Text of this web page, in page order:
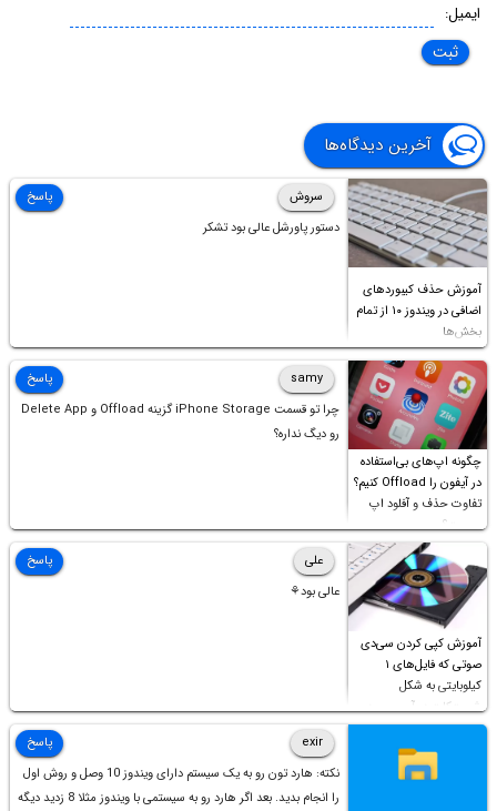
ایمیل:
آخرین دیدگاه‌ها
آموزش حذف کیبوردهای
اضافی در ویندوز ۱۰ از تمام
بخش‌ها
سروش
دستور پاورشل عالی بود تشکر
پاسخ
چگونه اپ‌های بی‌استفاده
در آیفون را Offload کنیم؟
تفاوت حذف و آفلود اپ
چیست؟
samy
چرا تو قسمت iPhone Storage گزینه Offload و Delete App
رو دیگ نداره؟
پاسخ
آموزش کپی کردن سی‌دی
صوتی که فایل‌های ۱
کیلوبایتی به شکل
شورت‌کات در آن موجود
است!
علی
عالی بود⚘
پاسخ
exir
نکته: هارد تون رو به یک سیستم دارای ویندوز 10 وصل و روش اول
را انجام بدید. بعد اگر هارد رو به سیستمی با ویندوز مثلا 8 زدید دیگه
پاسخ